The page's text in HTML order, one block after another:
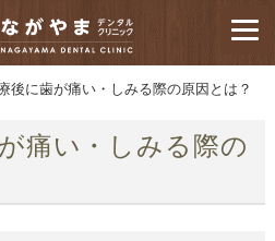
後に歯が痛い・しみる際の原因とは？
痛い・しみる際の